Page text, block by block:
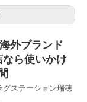
外ブランド
ら使いかけ
グステーション瑞穂